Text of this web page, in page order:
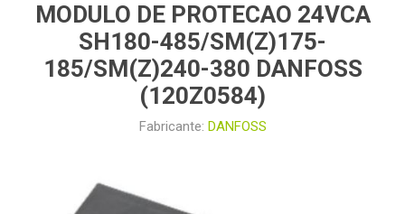
MODULO DE PROTECAO 24VCA
SH180-485/SM(Z)175-
185/SM(Z)240-380 DANFOSS
(120Z0584)
Fabricante: DANFOSS